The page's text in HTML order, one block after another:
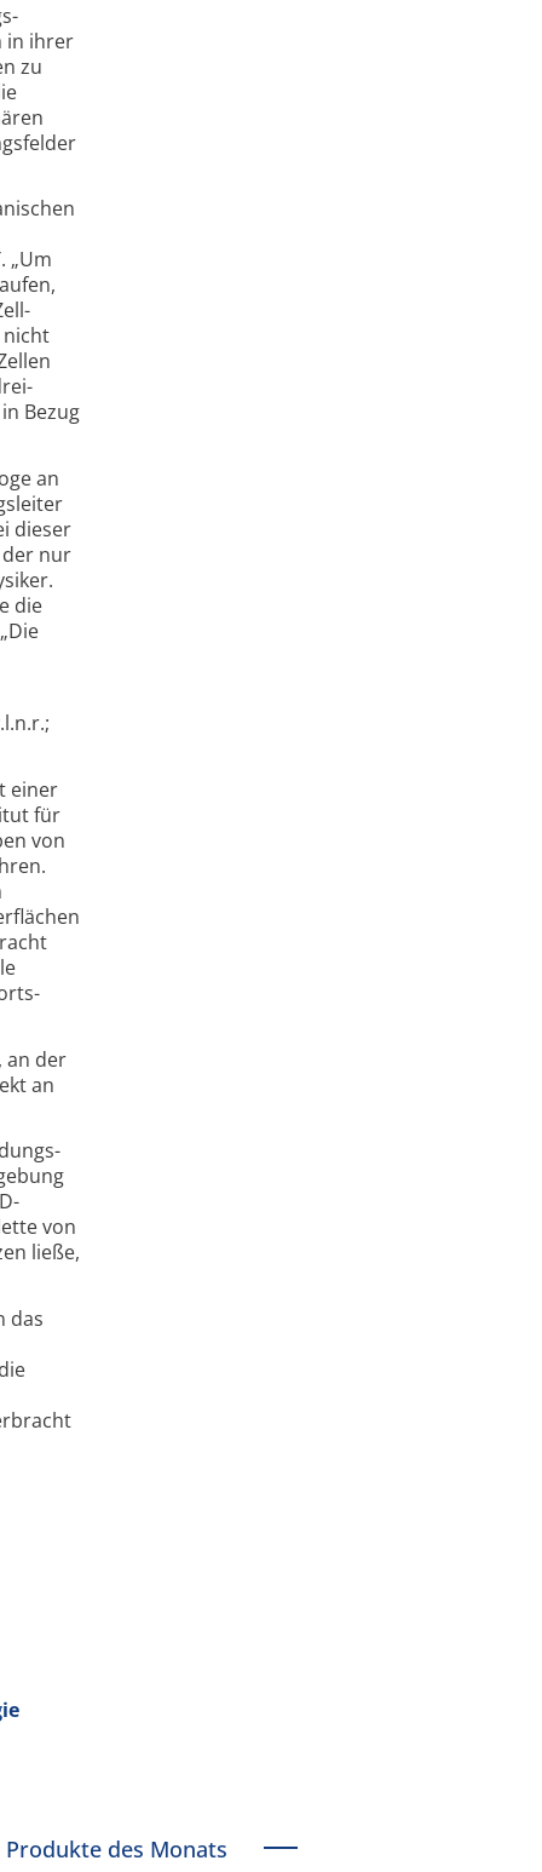
in ihrer
zu
„Um
nicht
Bezug
an
dieser
der nur
die
einer
für
von
orts­
an der
an
von
ließe,
das
Produkte des Monats